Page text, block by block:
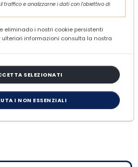
catastrofali: la
digitale dedicata
associate
NOVEMBRE 2025 CONVENZIONI
traffico e analizzarne i dati con l'obiettivo di
eliminado i nostri cookie persistenti
ulteriori informazioni consulta la nostra
SELEZIONATI
I NON ESSENZIALI